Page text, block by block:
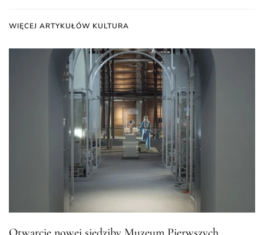
WIĘCEJ ARTYKUŁÓW KULTURA